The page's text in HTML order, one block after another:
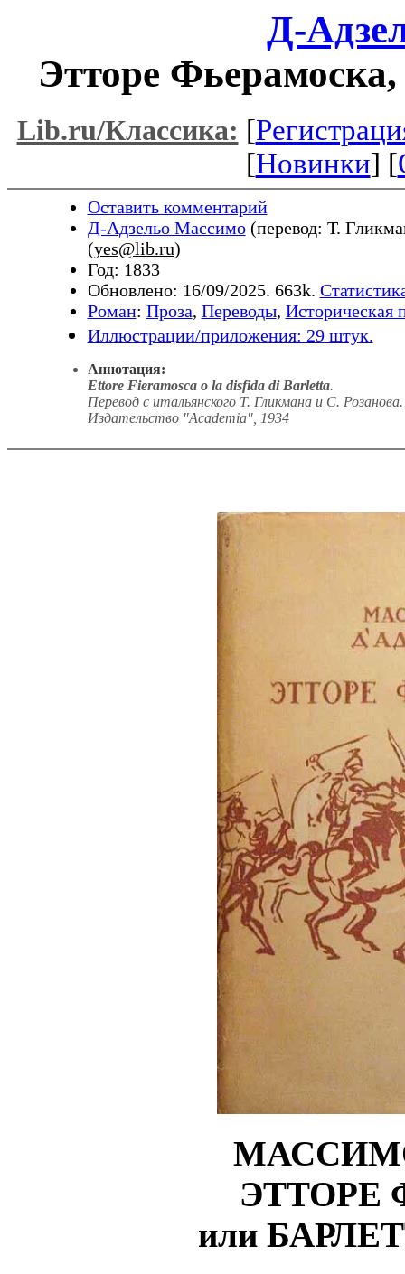
Д-
Этторе
Lib.ru/Классика: [
[Новинки] [
Оставить комментарий
Д-Адзельо Массимо(перевод: Т.
(yes@lib.ru)
Год: 1833
Обновлено: 16/09/2025. 663k.
Роман: Проза, Переводы, Историческая
Иллюстрации/приложения: 29 штук.
Аннотация:
Ettore Fieramosca o la disfida di Barletta.
Перевод с итальянского Т. Гликмана и С. Розанова.
Издательство "Academia", 1934
М
ЭТТОРЕ
или